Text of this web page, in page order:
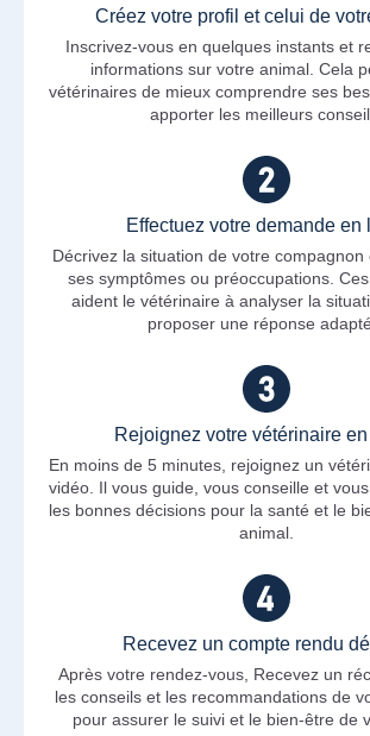
Créez votre profil et celui de
Inscrivez-vous en quelques instants et
informations sur votre animal. Cela
vétérinaires de mieux comprendre ses
apporter les meilleurs
Effectuez votre demande en
Décrivez la situation de votre compagnon
ses symptômes ou préoccupations.
aident le vétérinaire à analyser la
proposer une réponse
Rejoignez votre vétérinaire
En moins de 5 minutes, rejoignez un
vidéo. Il vous guide, vous conseille et
les bonnes décisions pour la santé et le
animal.
Recevez un compte rendu
Après votre rendez-vous, Recevez un
les conseils et les recommandations de
pour assurer le suivi et le bien-être de